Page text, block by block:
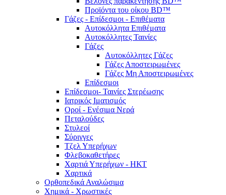
Προϊόντα του οίκου BD™
Γάζες - Επίδεσμοι - Επιθέματα
Αυτοκόλλητα Επιθέματα
Αυτοκόλλητες Ταινίες
Γάζες
Αυτοκόλλητες Γάζες
Γάζες Αποστειρωμένες
Γάζες Μη Αποστειρωμένες
Επίδεσμοι
Επίδεσμοι- Ταινίες Στερέωσης
Ιατρικός Ιματισμός
Οροί - Ενέσιμα Νερά
Πεταλούδες
Στυλεοί
Σύριγγες
Τζελ Υπερήχων
Φλεβοκαθετήρες
Χαρτιά Υπερήχων - ΗΚΤ
Χαρτικά
Ορθοπεδικά Αναλώσιμα
Χημικά - Χρωστικές